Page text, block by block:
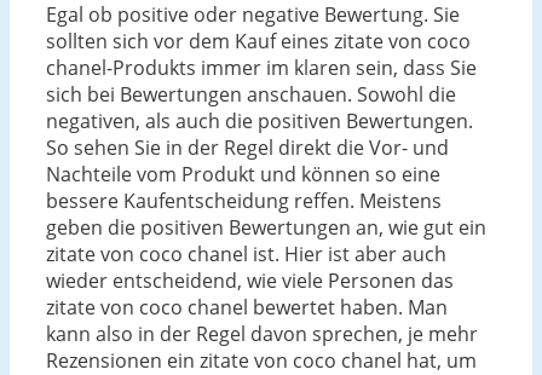
Egal ob positive oder negative Bewertung. Sie
sollten sich vor dem Kauf eines zitate von coco
chanel-Produkts immer im klaren sein, dass Sie
sich bei Bewertungen anschauen. Sowohl die
negativen, als auch die positiven Bewertungen.
So sehen Sie in der Regel direkt die Vor- und
Nachteile vom Produkt und können so eine
bessere Kaufentscheidung reffen. Meistens
geben die positiven Bewertungen an, wie gut ein
zitate von coco chanel ist. Hier ist aber auch
wieder entscheidend, wie viele Personen das
zitate von coco chanel bewertet haben. Man
kann also in der Regel davon sprechen, je mehr
Rezensionen ein zitate von coco chanel hat, um